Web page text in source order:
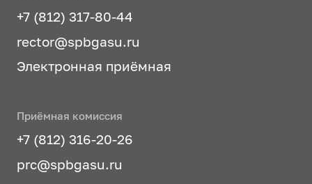
+7 (812) 317-80-44
rector@spbgasu.ru
Электронная приёмная
Приёмная комиссия
+7 (812) 316-20-26
prc@spbgasu.ru